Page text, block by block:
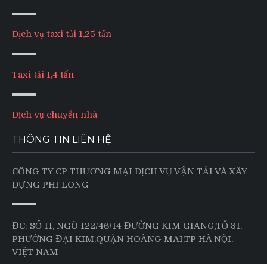
Dịch vụ taxi tải 1,25 tấn
Taxi tải 1,4 tấn
Dịch vụ chuyển nhà
THÔNG TIN LIÊN HỆ
CÔNG TY CP THƯƠNG MẠI DỊCH VỤ VẬN TẢI VÀ XÂY
DỰNG PHI LONG
ĐC: SỐ 11, NGÕ 122/46/14 ĐƯỜNG KIM GIANG,TỔ 31,
PHƯỜNG ĐẠI KIM,QUẬN HOÀNG MAI,TP HÀ NỘI,
VIỆT NAM